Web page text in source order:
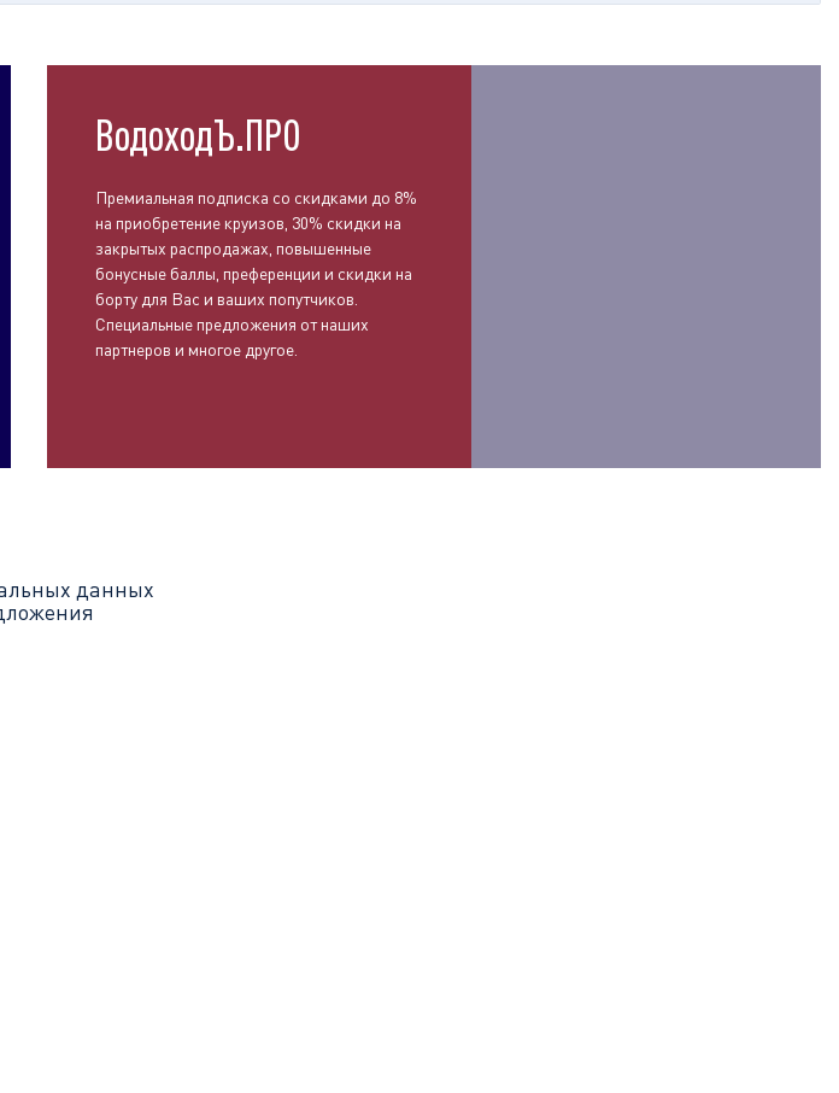
ВодоходЪ.ПРО
Премиальная подписка со скидками до 8%
на приобретение круизов, 30% скидки на
закрытых распродажах, повышенные
бонусные баллы, преференции и скидки на
борту для Вас и ваших попутчиков.
Специальные предложения от наших
партнеров и многое другое.
данных